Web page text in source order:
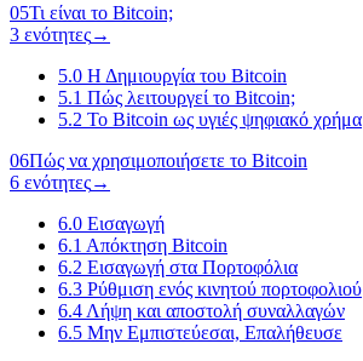
05Τι είναι το Bitcoin;
3 ενότητες→
5.0 Η Δημιουργία του Bitcoin
5.1 Πώς λειτουργεί το Bitcoin;
5.2 Το Bitcoin ως υγιές ψηφιακό χρήμα
06Πώς να χρησιμοποιήσετε το Bitcoin
6 ενότητες→
6.0 Εισαγωγή
6.1 Απόκτηση Bitcoin
6.2 Εισαγωγή στα Πορτοφόλια
6.3 Ρύθμιση ενός κινητού πορτοφολιού
6.4 Λήψη και αποστολή συναλλαγών
6.5 Μην Εμπιστεύεσαι, Επαλήθευσε